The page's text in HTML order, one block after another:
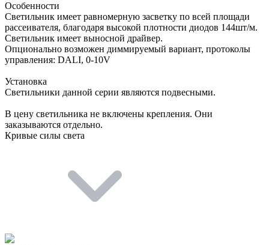
Особенности
Светильник имеет равномерную засветку по всей площади
рассеивателя, благодаря высокой плотности диодов 144шт/м.
Светильник имеет выносной драйвер.
Опционально возможен диммируемый вариант, протоколы
управления: DALI, 0-10V
Установка
Светильники данной серии являются подвесными.
В цену светильника не включены крепления. Они
заказываются отдельно.
Кривые силы света